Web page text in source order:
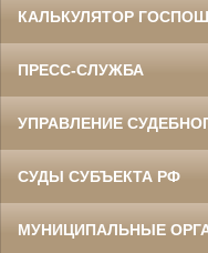
КАЛЬКУЛЯТОР
ПРЕСС-СЛУЖБА
УПРАВЛЕНИЕ
СУДЫ СУБЪЕКТА РФ
МУНИЦИПАЛЬНЫЕ